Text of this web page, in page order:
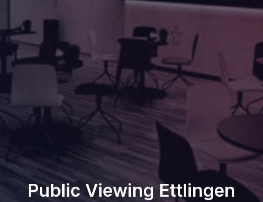
Public Viewing Ettlingen